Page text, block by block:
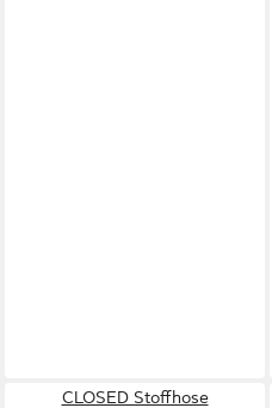
CLOSED Stoffhose